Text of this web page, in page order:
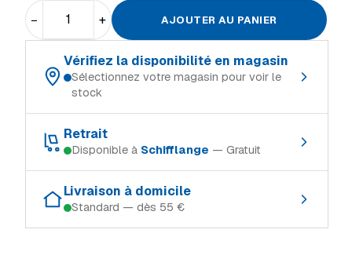
− + AJOUTER AU PANIER
Vérifiez la disponibilité en magasin
Sélectionnez votre magasin pour voir le
stock
Schifflange En stock
Ingeldorf
Alzingen
Retrait
Disponible à Schifflange — Gratuit
Schifflange En stock
Livraison à domicile
Standard — dès 55 €